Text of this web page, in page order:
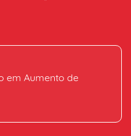
em ​Aumento de